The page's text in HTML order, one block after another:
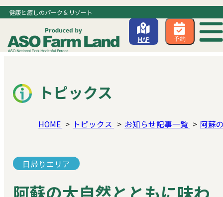
健康と癒しのパーク＆リゾート
MAP 予約
トピックス
HOME トピックス お知らせ記事一覧 阿蘇
日帰りエリア